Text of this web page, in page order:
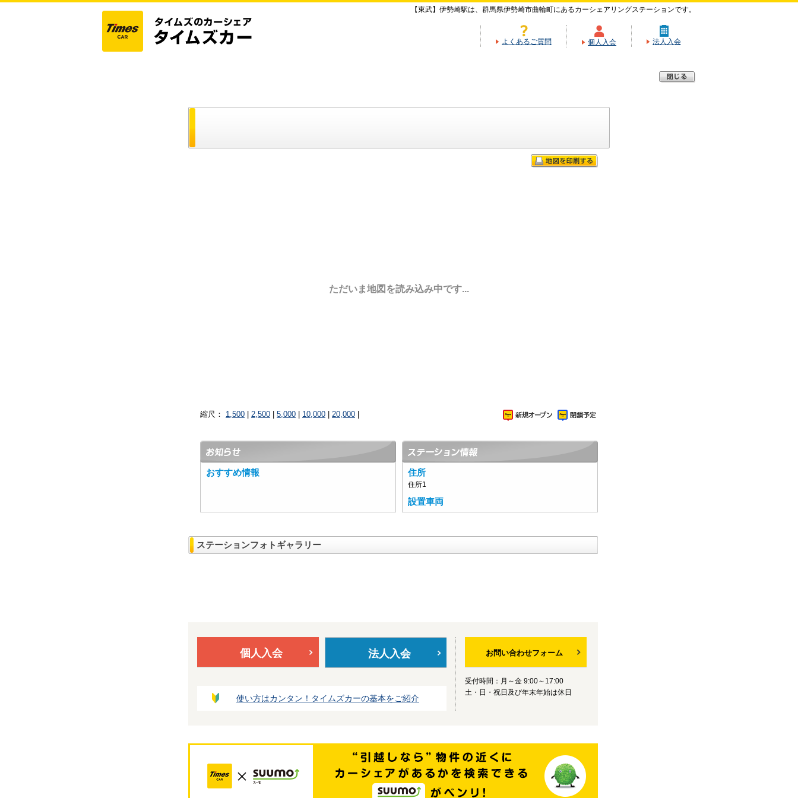
【東武】伊勢崎駅は、群馬県伊勢崎市曲輪町にあるカーシェアリングステーションです。
よくあるご質問 個人入会 法人入会
ただいま地図を読み込み中です...
縮尺： 1,500 2,500 5,000 10,000 20,000
おすすめ情報 住所
住所1
設置車両
ステーションフォトギャラリー
個人入会 法人入会
使い方はカンタン！タイムズカーの基本をご紹介
お問い合わせフォーム
受付時間：月～金 9:00～17:00
土・日・祝日及び年末年始は休日